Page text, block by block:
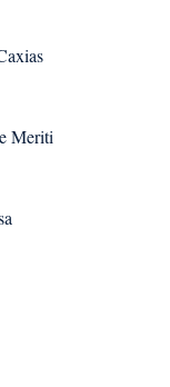
Meriti